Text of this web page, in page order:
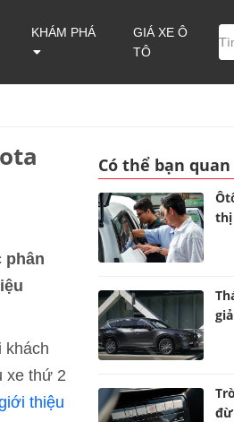
KHÁM PHÁ
GIÁ XE Ô
TÔ
phân
khách
xe thứ 2
thiệu
Có thể bạn
thị